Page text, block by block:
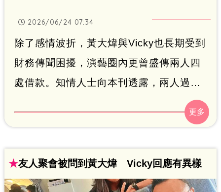
2026/06/24 07:34
除了感情波折，黃大煒與Vicky也長期受到
財務傳聞困擾，演藝圈內更曾盛傳兩人四
處借款。知情人士向本刊透露，兩人過去
曾向演出經典電影《真白蛇傳》的演員秦
之敏借錢，並以黃大煒名義開出一張200
以資金卡在香港及中國大陸等理由延宕。
★友人聚會被問到黃大煒 Vicky回應有異樣